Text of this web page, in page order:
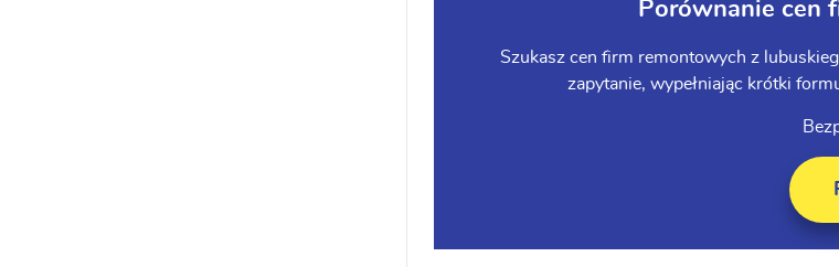
Porównanie cen
Szukasz cen firm remontowych z
zapytanie, wypełniając krótki